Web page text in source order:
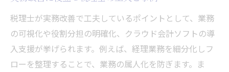
税理士が実務改善で工夫しているポイントとして、業務
の可視化や役割分担の明確化、クラウド会計ソフトの導
入支援が挙げられます。例えば、経理業務を細分化しフ
ローを整理することで、業務の属人化を防ぎます。ま